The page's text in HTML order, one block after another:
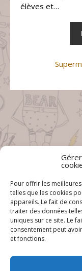
Pour offrir les
telles que les cookies
appareils. Le fait de
traiter des données
uniques sur ce site. Le
consentement peut
et fonctions.
élèves et…